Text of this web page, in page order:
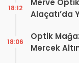
Alaçatı’da
18:12
Optik
Mercek
18:06